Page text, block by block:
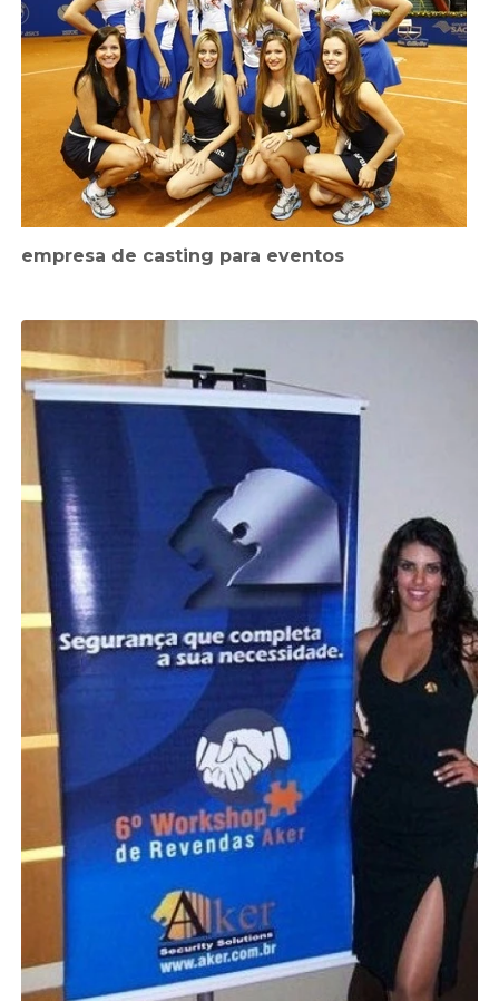
empresa de casting para eventos